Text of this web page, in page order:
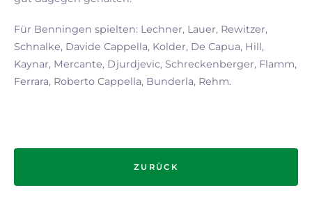
Für Benningen spielten: Lechner, Lauer, Rewitzer,
Schnalke, Davide Cappella, Kolder, De Capua, Hill,
Kaynar, Mercante, Djurdjevic, Schreckenberger, Flamm,
Ferrara, Roberto Cappella, Bunderla, Rehm.
ZURÜCK